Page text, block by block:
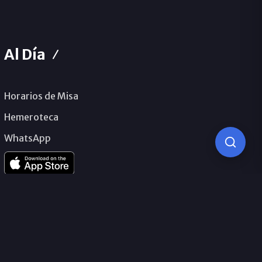
Al Día
Horarios de Misa
Hemeroteca
WhatsApp